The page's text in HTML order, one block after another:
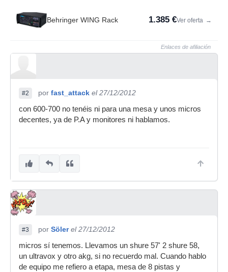
Behringer WING Rack 1.385 €Ver oferta →
Enlaces de afiliación
#2 por fast_attack el 27/12/2012
con 600-700 no tenéis ni para una mesa y unos micros
decentes, ya de P.A y monitores ni hablamos.
#3 por Söler el 27/12/2012
micros sí tenemos. Llevamos un shure 57' 2 shure 58,
un ultravox y otro akg, si no recuerdo mal. Cuando hablo
de equipo me refiero a etapa, mesa de 8 pistas y